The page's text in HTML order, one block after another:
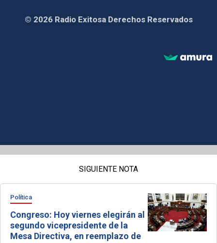
© 2026 Radio Exitosa Derechos Reservados
SIGUIENTE NOTA
Política
Congreso: Hoy viernes elegirán al
segundo vicepresidente de la
Mesa Directiva, en reemplazo de